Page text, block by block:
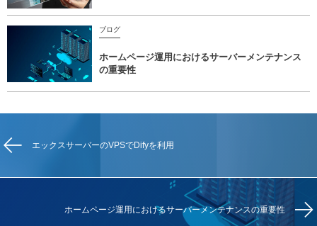
ブログ
ホームページ運用におけるサーバーメンテナンス
の重要性
エックスサーバーのVPSでDifyを利用
ホームページ運用におけるサーバーメンテナンスの重要性